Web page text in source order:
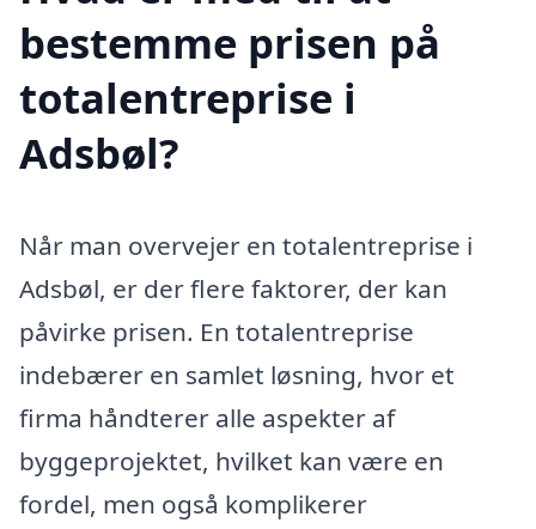
bestemme prisen på
totalentreprise i
Adsbøl?
Når man overvejer en totalentreprise i
Adsbøl, er der flere faktorer, der kan
påvirke prisen. En totalentreprise
indebærer en samlet løsning, hvor et
firma håndterer alle aspekter af
byggeprojektet, hvilket kan være en
fordel, men også komplikerer